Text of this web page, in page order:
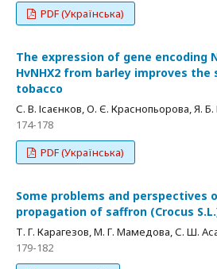
PDF (Українська)
The expression of gene encoding
HvNHX2 from barley improves
tobacco
С. В. Ісаєнков, О. Є. Краснопьорова, Я.
174-178
PDF (Українська)
Some problems and perspectives
propagation of saffron (Crocus
Т. Г. Карагезов, М. Г. Мамедова, С. Ш.
179-182